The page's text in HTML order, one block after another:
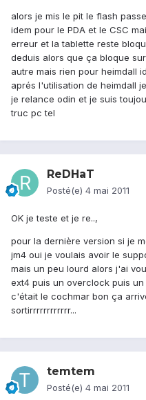
alors je mis le pit le flash
idem pour le PDA et le CSC
erreur et la tablette reste
deduis alors que ça bloque
autre mais rien pour heimdall
aprés l'utilisation de heimdall
je relance odin et je suis
truc pc tel
ReDHaT
Posté(e) 4 mai 2011
OK je teste et je re..,
pour la dernière version si je
jm4 oui je voulais avoir le
mais un peu lourd alors j'ai
ext4 puis un overclock puis
c'était le cochmar bon ça
sortirrrrrrrrrrrr...
temtem
Posté(e) 4 mai 2011